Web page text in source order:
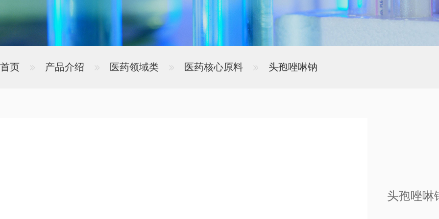
首页 产品介绍 医药领域类 医药核心原料 头孢唑啉钠
头孢唑啉